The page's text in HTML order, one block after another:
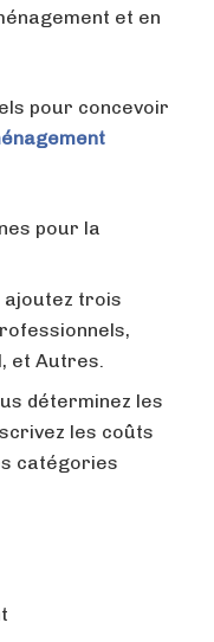
et en
pour concevoir
pour la
ajoutez trois
et Autres.
déterminez les
les coûts
catégories